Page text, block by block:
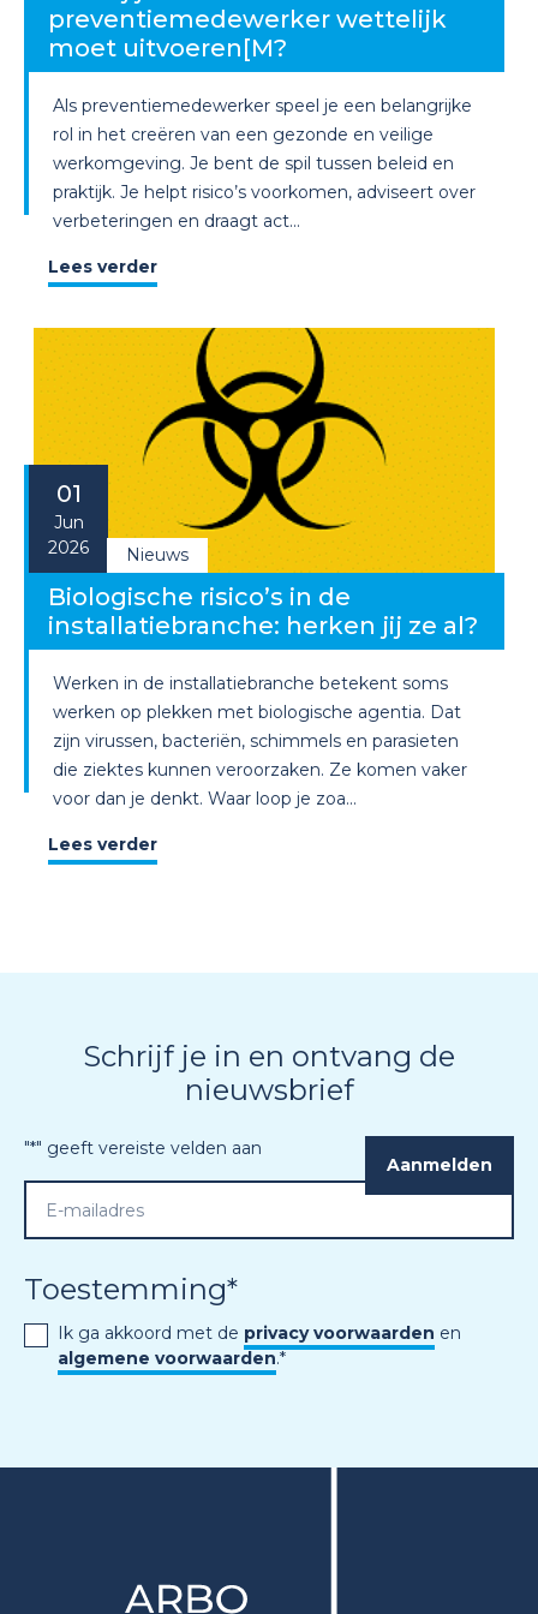
preventiemedewerker wettelijk
moet uitvoeren[M?
Als preventiemedewerker speel je een belangrijke
rol in het creëren van een gezonde en veilige
werkomgeving. Je bent de spil tussen beleid en
praktijk. Je helpt risico’s voorkomen, adviseert over
verbeteringen en draagt act...
Lees verder
01
Jun
2026
Nieuws
Biologische risico’s in de
installatiebranche: herken jij ze al?
Werken in de installatiebranche betekent soms
werken op plekken met biologische agentia. Dat
zijn virussen, bacteriën, schimmels en parasieten
die ziektes kunnen veroorzaken. Ze komen vaker
voor dan je denkt. Waar loop je zoa...
Lees verder
Schrijf je in en ontvang de
nieuwsbrief
"*" geeft vereiste velden aan
Toestemming*
Ik ga akkoord met de privacy voorwaarden en
algemene voorwaarden.*